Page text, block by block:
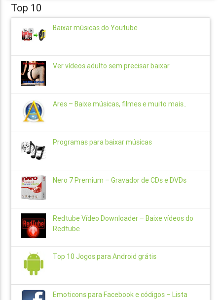
Top 10
Baixar músicas do Youtube
Ver vídeos adulto sem precisar baixar
Ares – Baixe músicas, filmes e muito mais..
Programas para baixar músicas
Nero 7 Premium – Gravador de CDs e DVDs
Redtube Vídeo Downloader – Baixe vídeos do
Redtube
Top 10 Jogos para Android grátis
Emoticons para Facebook e códigos – Lista